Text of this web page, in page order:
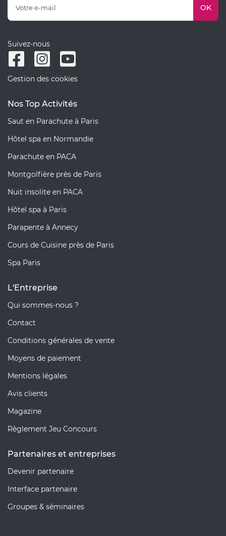
OK
Suivez-nous
Gestion des cookies
Nos Top Activités
Saut en Parachute à Paris
Hôtel spa en Normandie
Parachute en PACA
Montgolfière près de Paris
Nuit insolite en PACA
Hôtel spa à Paris
Parapente à Annecy
Cours de Cuisine près de Paris
Spa Paris
L'Entreprise
Qui sommes-nous ?
Contact
Conditions générales de vente
Moyens de paiement
Mentions légales
Avis clients
Magazine
Règlement Jeu Concours
Partenaires et entreprises
Devenir partenaire
Interface partenaire
Groupes & séminaires